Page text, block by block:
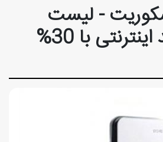
- لیست
قیمت و خرید اینترنتی با 30%